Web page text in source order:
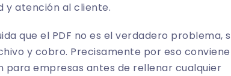
y atención al cliente.
que el PDF no es el verdadero problema,
y cobro. Precisamente por eso conviene
para empresas antes de rellenar cualquier